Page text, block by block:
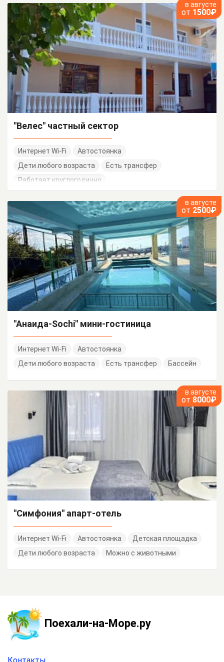
в августе
от 1500₽
"Велес" частный сектор
Интернет Wi-Fi
Автостоянка
Дети любого возраста
Есть трансфер
Работает круглогодично
в августе
от 2500₽
"Анаида-Sochi" мини-гостиница
Интернет Wi-Fi
Автостоянка
Дети любого возраста
Есть трансфер Бассейн
в августе
от 8000₽
"Симфония" апарт-отель
Интернет Wi-Fi Автостоянка
Детская площадка
Дети любого возраста
Можно с животными
Поехали-на-Море.ру